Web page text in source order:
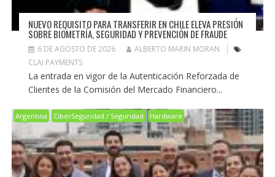
NUEVO REQUISITO PARA TRANSFERIR EN CHILE ELEVA PRESIÓN
SOBRE BIOMETRÍA, SEGURIDAD Y PREVENCIÓN DE FRAUDE
6 DE AGOSTO DE 2026
ALBERTO MARIN MORAN
CLAI PAYMENTS
La entrada en vigor de la Autenticación Reforzada de
Clientes de la Comisión del Mercado Financiero...
Argentina CiberSeguridad / Seguridad Hardware